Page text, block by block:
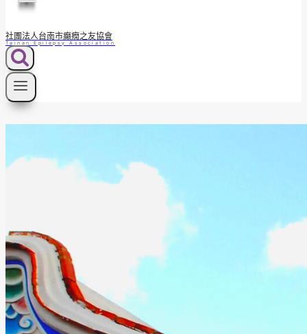
社團法人台南市癲癇之友協會
Tainan Epilepsy Association